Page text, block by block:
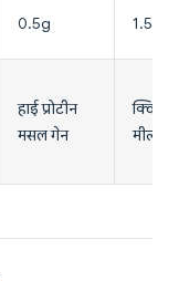
0.5g 1.5g
हाई प्रोटीन
मसल गेन
क्विक
मील्स